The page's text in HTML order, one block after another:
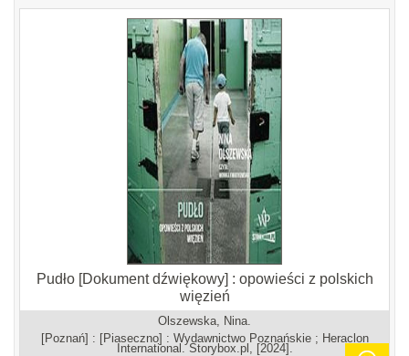
Pudło [Dokument dźwiękowy] : opowieści z polskich
więzień
Olszewska, Nina.
[Poznań] : [Piaseczno] : Wydawnictwo Poznańskie ; Heraclon
International. Storybox.pl, [2024].